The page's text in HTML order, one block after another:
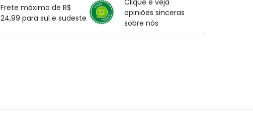
Frete máximo de R$
24,99 para sul e sudeste
Clique e veja
opiniões sinceras
sobre nós